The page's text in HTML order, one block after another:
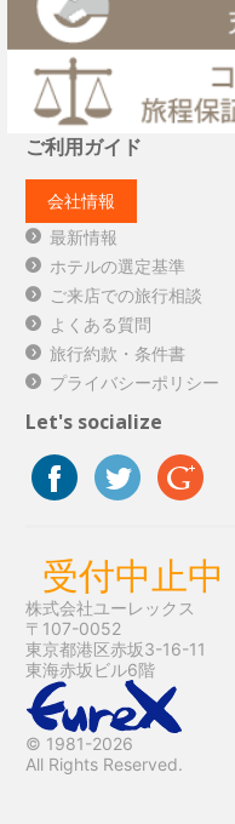
ご利用ガイド
会社情報
最新情報
ホテルの選定基準
ご来店での旅行相談
よくある質問
旅行約款・条件書
プライバシーポリシー
Let's socialize
受付中止中
株式会社ユーレックス
〒107-0052
東京都港区赤坂3-16-11
東海赤坂ビル6階
© 1981-2026
All Rights Reserved.